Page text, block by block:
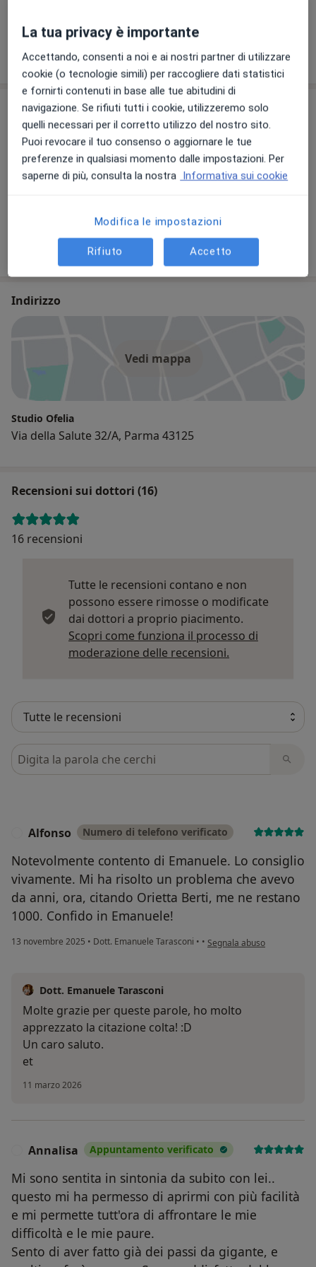
colloquio e iniziare il vostro viaggio verso il benessere
psicologico.
Saremo qui per voi, ad ogni passo del cammino.
Come funzionano i prezzi?
Il nostro team
Psicologo
Psicologa, Psicologa clinica
26 recensioni
Indirizzo
Vedi mappa
Studio Ofelia
Via della Salute 32/A, Parma 43125
Recensioni sui dottori (16)
16 recensioni
Tutte le recensioni contano e non
possono essere rimosse o modificate
dai dottori a proprio piacimento.
Scopri come funziona il processo di
moderazione delle recensioni.
Cerca nelle recensioni
Alfonso Numero di telefono verificato
Notevolmente contento di Emanuele. Lo consiglio
vivamente. Mi ha risolto un problema che avevo
da anni, ora, citando Orietta Berti, me ne restano
1000. Confido in Emanuele!
13 novembre 2025 • Dott. Emanuele Tarasconi • • secondo l'opinione
Segnala abuso
Dott. Emanuele Tarasconi
Molte grazie per queste parole, ho molto
apprezzato la citazione colta! :D
Un caro saluto.
et
11 marzo 2026
Annalisa Appuntamento verificato
Mi sono sentita in sintonia da subito con lei..
questo mi ha permesso di aprirmi con più facilità
e mi permette tutt'ora di affrontare le mie
difficoltà e le mie paure.
Sento di aver fatto già dei passi da gigante, e
La tua privacy è importante
Accettando, consenti a noi e ai nostri partner di utilizzare
cookie (o tecnologie simili) per raccogliere dati statistici
e fornirti contenuti in base alle tue abitudini di
navigazione. Se rifiuti tutti i cookie, utilizzeremo solo
quelli necessari per il corretto utilizzo del nostro sito.
Puoi revocare il tuo consenso o aggiornare le tue
preferenze in qualsiasi momento dalle impostazioni. Per
saperne di più, consulta la nostra Informativa sui cookie
Modifica le impostazioni
Rifiuto Accetto